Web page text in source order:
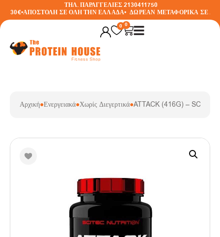
ΤΗΛ. ΠΑΡΑΓΓΕΛΙΕΣ 2130411750
30€•ΑΠΟΣΤΟΛΗ ΣΕ ΟΛΗ ΤΗΝ ΕΛΛΑΔΑ• ΔΩΡΕΑΝ ΜΕΤΑΦΟΡΙΚΑ ΣΕ
0 0
Αρχική●Ενεργειακά●Χωρίς Διεγερτικά●ATTACK (416G) – SCITEC